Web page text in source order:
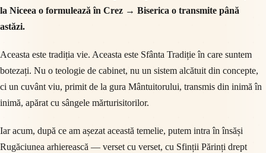
la Niceea o formulează în Crez → Biserica o transmite până
astăzi.
Aceasta este tradiția vie. Aceasta este Sfânta Tradiție în care suntem
botezați. Nu o teologie de cabinet, nu un sistem alcătuit din concepte,
ci un cuvânt viu, primit de la gura Mântuitorului, transmis din inimă în
inimă, apărat cu sângele mărturisitorilor.
Iar acum, după ce am așezat această temelie, putem intra în însăși
Rugăciunea arhierească — verset cu verset, cu Sfinții Părinți drept